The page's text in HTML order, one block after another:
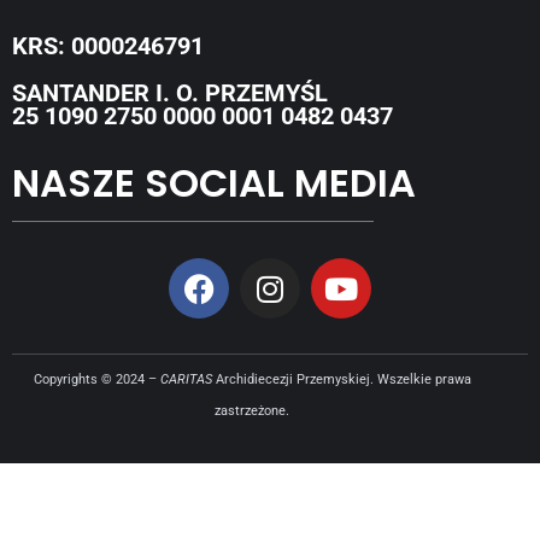
KRS: 0000246791
SANTANDER I. O. PRZEMYŚL
25 1090 2750 0000 0001 0482 0437
NASZE SOCIAL MEDIA
Copyrights © 2024 – CARITASArchidiecezji Przemyskiej. Wszelkie prawa
zastrzeżone.